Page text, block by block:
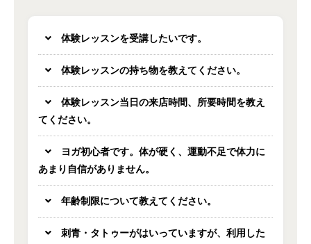
体験レッスンを受講したいです。
体験レッスンの持ち物を教えてください。
体験レッスン当日の来店時間、所要時間を教え
てください。
ヨガ初心者です。体が硬く、運動不足で体力に
あまり自信がありません。
年齢制限について教えてください。
刺青・タトゥーがはいっていますが、利用した